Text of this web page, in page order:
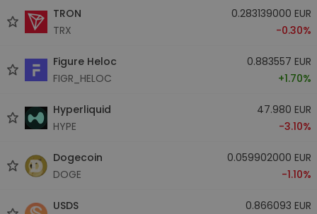
TRON
TRX
0.283139000 EUR
-0.30%
Figure Heloc
FIGR_HELOC
0.883557 EUR
+1.70%
Hyperliquid
HYPE
47.980 EUR
-3.10%
Dogecoin
DOGE
0.059902000 EUR
-1.10%
USDS
0.866093 EUR